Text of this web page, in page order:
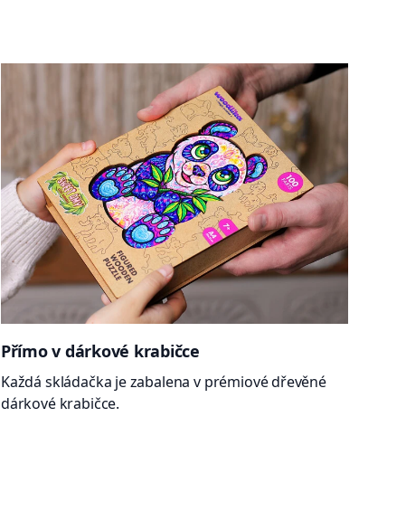
Přímo v dárkové krabičce
Každá skládačka je zabalena v prémiové dřevěné
dárkové krabičce.